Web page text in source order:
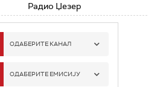
Радио Џезер
ОДАБЕРИТЕ КАНАЛ
РАДИО БЕОГРАД 1
ОДАБЕРИТЕ ЕМИСИЈУ